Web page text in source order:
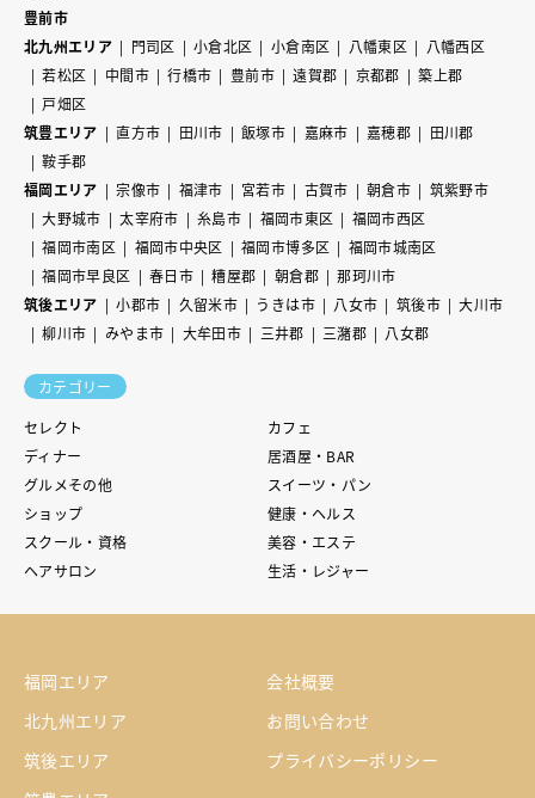
豊前市
北九州エリア
門司区 小倉北区 小倉南区 八幡東区
八幡西区
若松区
中間市 行橋市 豊前市 遠賀郡 京都郡
築上郡
戸畑区
筑豊エリア
直方市 田川市 飯塚市 嘉麻市 嘉穂郡
田川郡
鞍手郡
福岡エリア
宗像市 福津市 宮若市 古賀市 朝倉市
筑紫野市
大野城市
太宰府市 糸島市 福岡市東区
福岡市西区
福岡市南区
福岡市中央区 福岡市博多区
福岡市城南区
福岡市早良区
春日市 糟屋郡 朝倉郡
那珂川市
筑後エリア
小郡市 久留米市 うきは市 八女市 筑後市
大川市
柳川市
みやま市 大牟田市 三井郡 三潴郡 八女郡
カテゴリー
セレクト
カフェ
ディナー
居酒屋・BAR
グルメその他
スイーツ・パン
ショップ
健康・ヘルス
スクール・資格
美容・エステ
ヘアサロン
生活・レジャー
福岡エリア
北九州エリア
筑後エリア
会社概要
お問い合わせ
プライバシーポリシー